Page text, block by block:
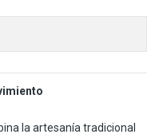
la artesanía tradicional